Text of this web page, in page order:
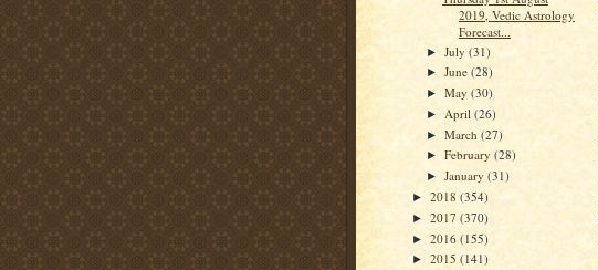
2019, Vedic Astrology
Forecast...
►July(31)
►June(28)
►May(30)
► April(26)
►March(27)
►February(28)
►January(31)
► 2018 (354)
► 2017 (370)
► 2016 (155)
► 2015 (141)